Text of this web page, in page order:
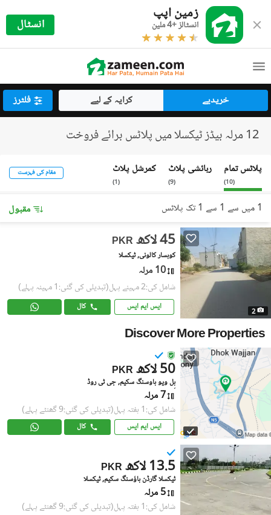
زمین اپپ
انسٹالز +4 ملین انسٹال
خریدیے کرایہ کے لیے فلٹرز
12 مرلہ بیڈز ٹیکسلا میں پلاٹس برائے فروخت
پلاٹس تمام
(
10
)
رہائشی پلاٹ
(
9
)
کمرشل پلاٹ
(
1
)
مقام کی فہرست
1 میں سے 1 سے 1 تک پلاٹس مقبول
2
PKR 45 لاکھ
کوہسار کالونی, ٹیکسلا
10 مرلہ
شامل کی:2 مہینے پہل (تبدیلی کی گئی:1 مہینہ پہلے)
ایس ایم ایس کال
Discover More Properties
PKR 50 لاکھ
ہِل ویو ہاوسنگ سکیم, جی ٹی روڈ
7 مرلہ
شامل کی:1 ہفتہ پہل (تبدیلی کی گئی:9 گھنٹے پہلے)
ایس ایم ایس کال
PKR 13.5 لاکھ
ٹیکسلا گارڈن ہاؤسنگ سکیم, ٹیکسلا
5 مرلہ
شامل کی:1 ہفتہ پہل (تبدیلی کی گئی:9 گھنٹے پہلے)